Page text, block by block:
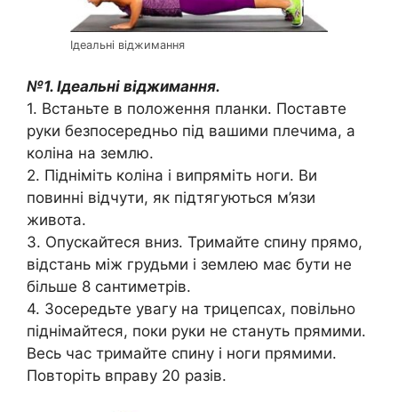
Ідеальні віджимання
№1. Ідеальні віджимання.
1. Встаньте в положення планки. Поставте
руки безпосередньо під вашими плечима, а
коліна на землю.
2. Підніміть коліна і випряміть ноги. Ви
повинні відчути, як підтягуються м’язи
живота.
3. Опускайтеся вниз. Тримайте спину прямо,
відстань між грудьми і землею має бути не
більше 8 сантиметрів.
4. Зосередьте увагу на трицепсах, повільно
піднімайтеся, поки руки не стануть прямими.
Весь час тримайте спину і ноги прямими.
Повторіть вправу 20 разів.